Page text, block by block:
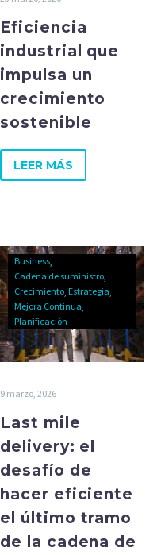
Eficiencia
industrial que
impulsa un
crecimiento
sostenible
LEER MÁS
Business
Cadena de suministro
Crecimiento Estrategia
Mejora Continua
Planificación
9 marzo, 2026
Last mile
delivery: el
desafío de
hacer eficiente
el último tramo
de la cadena de